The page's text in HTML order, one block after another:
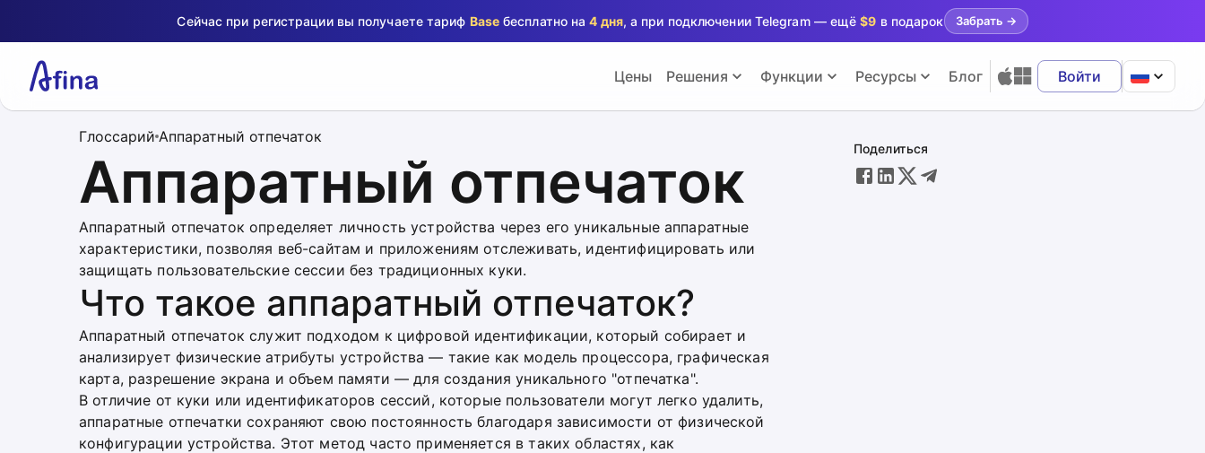
Сейчас при регистрации вы получаете тариф Baseбесплатно на4 дня, а при подключении Telegram — ещё$9 в подарок Забрать →
Цены Решения Функции Ресурсы Блог Войти
Глоссарий Аппаратный отпечаток
Аппаратный отпечаток
Аппаратный отпечаток определяет личность устройства через его уникальные аппаратные
характеристики, позволяя веб-сайтам и приложениям отслеживать, идентифицировать или
защищать пользовательские сессии без традиционных куки.
Что такое аппаратный отпечаток?
Аппаратный отпечаток служит подходом к цифровой идентификации, который собирает и
анализирует физические атрибуты устройства — такие как модель процессора, графическая
карта, разрешение экрана и объем памяти — для создания уникального "отпечатка".
В отличие от куки или идентификаторов сессий, которые пользователи могут легко удалить,
аппаратные отпечатки сохраняют свою постоянность благодаря зависимости от физической
конфигурации устройства. Этот метод часто применяется в таких областях, как
Поделиться